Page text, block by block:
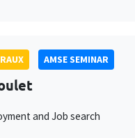
AMSE SEMINAR
and Job search